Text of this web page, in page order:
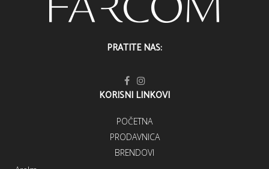
PRATITE NAS:
KORISNI LINKOVI
POČETNA
PRODAVNICA
BRENDOVI